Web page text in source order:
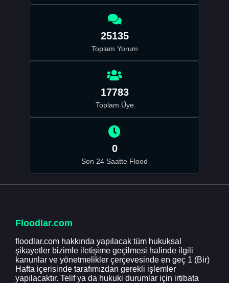
25135
Toplam Yorum
17783
Toplam Üye
0
Son 24 Saatte Flood
Floodlar.com
floodlar.com hakkında yapılacak tüm hukuksal
şikayetler bizimle iletişime geçilmesi halinde ilgili
kanunlar ve yönetmelikler çerçevesinde en geç 1 (Bir)
Hafta içerisinde tarafımızdan gerekli işlemler
yapılacaktır. Telif ya da hukuki durumlar için irtibata